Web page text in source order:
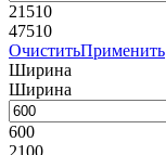
21510
47510
ОчиститьПрименить
Ширина
Ширина
600
2100